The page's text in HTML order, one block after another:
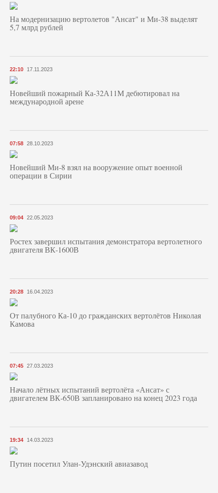
На модернизацию вертолетов "Ансат" и Ми-38 выделят
5,7 млрд рублей
22:10 17.11.2023
Новейший пожарный Ка-32А11М дебютировал на
международной арене
07:58 28.10.2023
Новейший Ми-8 взял на вооружение опыт военной
операции в Сирии
09:04 22.05.2023
Ростех завершил испытания демонстратора вертолетного
двигателя ВК-1600В
20:28 16.04.2023
От палубного Ка-10 до гражданских вертолётов Николая
Камова
07:45 27.03.2023
Начало лётных испытаний вертолёта «Ансат» с
двигателем ВК-650В запланировано на конец 2023 года
19:34 14.03.2023
Путин посетил Улан-Удэнский авиазавод